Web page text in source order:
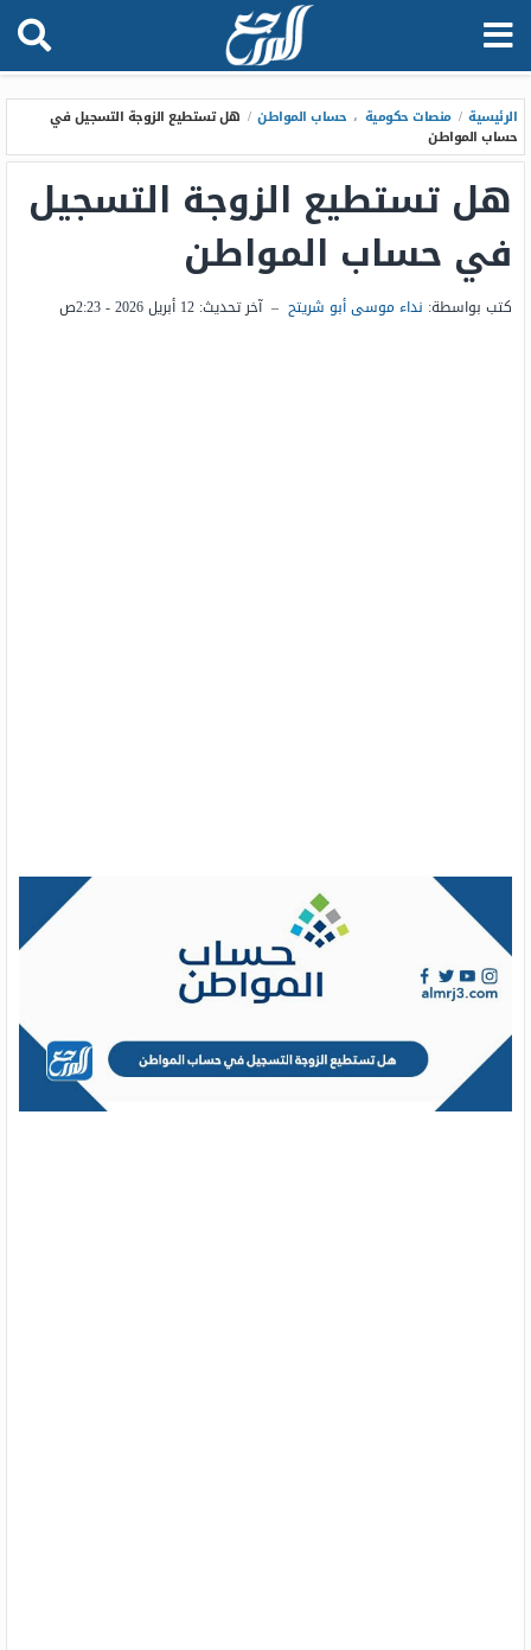
الرئيسية / منصات حكومية ، حساب المواطن / هل تستطيع الزوجة التسجيل في
حساب المواطن
هل تستطيع الزوجة التسجيل
في حساب المواطن
كتب بواسطة: نداء موسى أبو شريتح – آخر تحديث: 12 أبريل 2026 - 2:23ص